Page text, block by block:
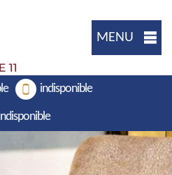
MENU
indisponible